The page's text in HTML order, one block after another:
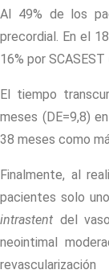
Al 49% de los
precordial. En el
16% por SCASEST
El tiempo
meses (DE=9,8)
38 meses como
Finalmente, al
pacientes solo
intrastent del
neointimal